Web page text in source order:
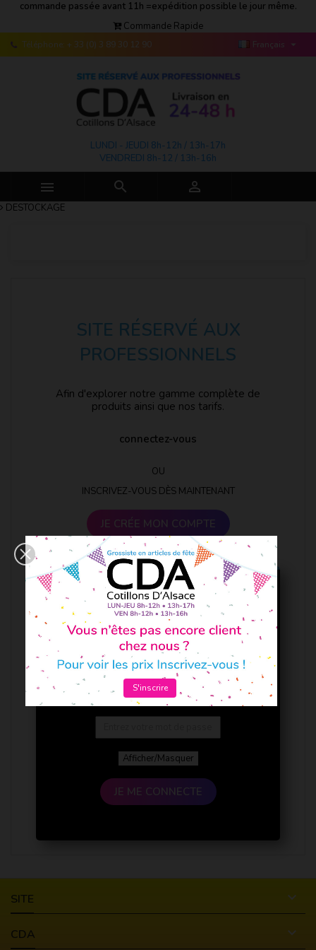
commande passée avant 11h =expédition possible le jour même.
Commande Rapide
Téléphone: + 33 (0) 3 89 30 12 90 Français 
LUNDI - JEUDI 8h-12h / 13h-17h
VENDREDI 8h-12 / 13h-16h
  
DESTOCKAGE
SITE RÉSERVÉ AUX
PROFESSIONNELS
Afin d'explorer notre gamme complète de
produits ainsi que nos tarifs.
connectez-vous
OU
INSCRIVEZ-VOUS DÈS MAINTENANT
JE CRÉE MON COMPTE
Afficher/Masquer
JE ME CONNECTE
SITE 
CDA 
S'inscrire